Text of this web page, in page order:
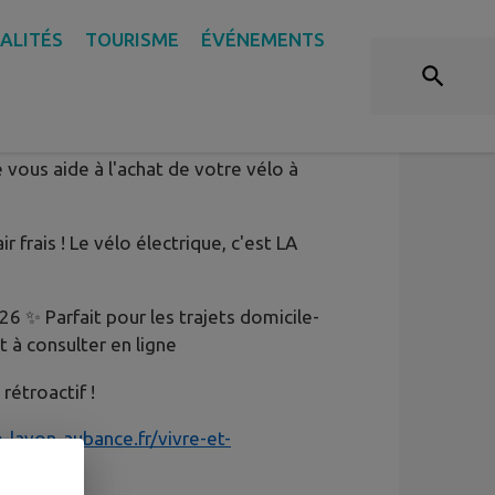
TOURISME ÉVÉNEMENTS
vous aide à l'achat de votre vélo à
frais ! Le vélo électrique, c'est LA
✨ Parfait pour les trajets domicile-
à consulter en ligne
rétroactif !
aubance.fr/vivre-et-